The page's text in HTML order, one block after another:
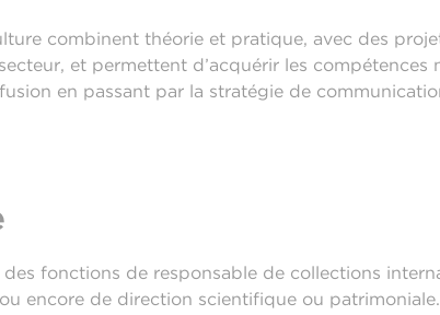
combinent théorie et pratique, avec des
et permettent d’acquérir les compétences
en passant par la stratégie de
des fonctions de responsable de collections
encore de direction scientifique ou patrimoniale.